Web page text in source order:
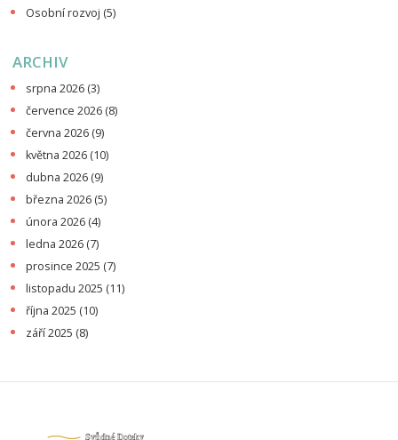
Osobní rozvoj (5)
ARCHIV
srpna 2026 (3)
července 2026 (8)
června 2026 (9)
května 2026 (10)
dubna 2026 (9)
března 2026 (5)
února 2026 (4)
ledna 2026 (7)
prosince 2025 (7)
listopadu 2025 (11)
října 2025 (10)
září 2025 (8)